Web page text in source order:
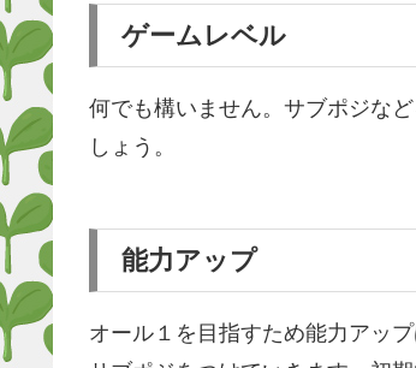
ゲームレベル
何でも構いません。サブポジな
しょう。
能力アップ
オール１を目指すため能力アッ